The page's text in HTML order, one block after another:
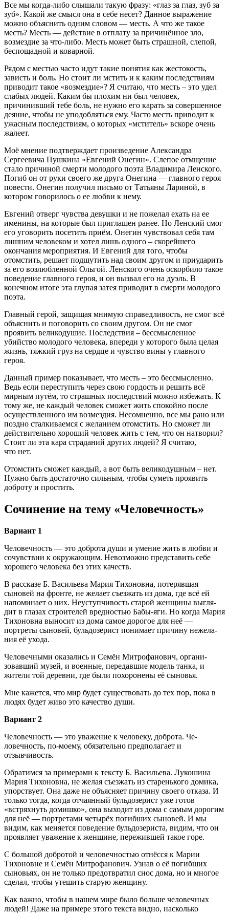
Все мы когда-либо слышали такую фразу: «глаз за глаз, зуб за
зуб». Какой же смысл она в себе несет? Данное выражение
можно объяснить одним словом — месть. А что же такое
месть? Месть — действие в отплату за причинённое зло,
возмездие за что-либо. Месть может быть страшной, слепой,
беспощадной и коварной.
Рядом с местью часто идут такие понятия как жестокость,
зависть и боль. Но стоит ли мстить и к каким последствиям
приводит такое «возмездие»? Я считаю, что месть – это удел
слабых людей. Каким бы плохим ни был человек,
причинивший тебе боль, не нужно его карать за совершенное
деяние, чтобы не уподобляться ему. Часто месть приводит к
ужасным последствиям, о которых «мститель» вскоре очень
жалеет.
Моё мнение подтверждает произведение Александра
Сергеевича Пушкина «Евгений Онегин». Слепое отмщение
стало причиной смерти молодого поэта Владимира Ленского.
Погиб он от руки своего же друга Онегина — главного героя
повести. Онегин получил письмо от Татьяны Лариной, в
котором говорилось о ее любви к нему.
Евгений отверг чувства девушки и не пожелал ехать на ее
именины, на которые был приглашен ранее. Но Ленский смог
его уговорить посетить приём. Онегин чувствовал себя там
лишним человеком и хотел лишь одного – скорейшего
окончания мероприятия. И Евгений для того, чтобы
отомстить, решает подшутить над своим другом и приударить
за его возлюбленной Ольгой. Ленского очень оскорбило такое
поведение главного героя, и он вызвал его на дуэль. В
конечном итоге эта глупая затея приводит в смерти молодого
поэта.
Главный герой, защищая мнимую справедливость, не смог всё
объяснить и поговорить со своим другом. Он не смог
проявить великодушие. Последствия – бессмысленное
убийство молодого человека, впереди у которого была целая
жизнь, тяжкий груз на сердце и чувство вины у главного
героя.
Данный пример показывает, что месть – это бессмысленно.
Ведь если переступить через свою гордость и решить всё
мирным путём, то страшных последствий можно избежать. К
тому же, не каждый человек сможет жить спокойно после
осуществленного им возмездия. Несомненно, все мы рано или
поздно сталкиваемся с желанием отомстить. Но сможет ли
действительно хороший человек жить с тем, что он натворил?
Стоит ли эта кара страданий других людей? Я считаю,
что нет.
Отомстить сможет каждый, а вот быть великодушным – нет.
Нужно быть достаточно сильным, чтобы суметь проявить
доброту и простить.
Сочинение на тему «Человечность»
Вариант 1
Человечность — это доброта души и умение жить в люб­ви и
сочувствии к окружающим. Невозможно представить себе
хорошего человека без этих качеств.
В рассказе Б. Васильева Мария Тихоновна, потерявшая
сыновей на фронте, не желает съезжать из дома, где всё ей
напоминает о них. Неуступчивость старой женщины выгля­
дит в глазах строителей вредностью Бабы-яги. Но когда Ма­рия
Тихоновна выносит из дома самое дорогое для неё —
портреты сыновей, бульдозерист понимает причину нежела­
ния её ухода.
Человечными оказались и Семён Митрофанович, органи­
зовавший музей, и военные, передавшие модель танка, и
жители той деревни, где были похоронены её сыновья.
Мне кажется, что мир будет существовать до тех пор, пока в
людях будет живо это качество души.
Вариант 2
Человечность — это уважение к человеку, доброта. Че­
ловечность, по-моему, обязательно предполагает и
отзывчивость.
Обратимся за примерами к тексту Б. Васильева. Лукошина
Мария Тихоновна, не желая съезжать из старенького домика,
упорствует. Она даже не объясняет причину своего отказа. И
только тогда, когда отчаянный бульдозерист уже готов
«встряхнуть домишко», она выходит из дома с самым дорогим
для неё — портретами четырёх погибших сыновей. И мы
видим, как меняется поведение бульдозериста, видим, что он
проявляет уважение к женщине, пережившей такое горе.
С большой добротой и человечностью отнёсся к Марии
Тихоновне и Семён Митрофанович. Узнав о её погибших
сыновьях, он не только предотвратил снос дома, но и многое
сделал, чтобы утешить старую женщину.
Как важно, чтобы в нашем мире было больше человеч­ных
людей! Даже на примере этого текста видно, насколько